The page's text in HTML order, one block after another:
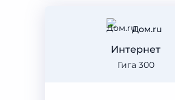
Дом.ru
Гига 300
Интернет